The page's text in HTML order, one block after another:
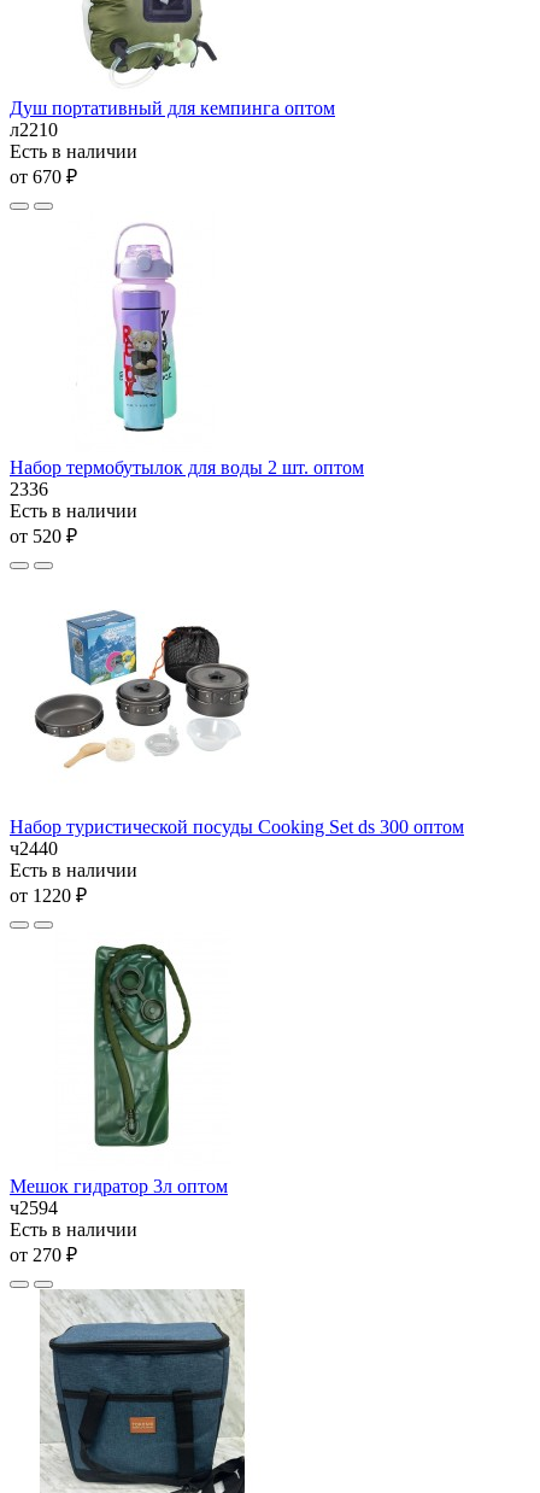
Душ портативный для кемпинга оптом
л2210
Есть в наличии
от 670 ₽
Набор термобутылок для воды 2 шт. оптом
2336
Есть в наличии
от 520 ₽
Набор туристической посуды Cooking Set ds 300 оптом
ч2440
Есть в наличии
от 1220 ₽
Мешок гидратор 3л оптом
ч2594
Есть в наличии
от 270 ₽